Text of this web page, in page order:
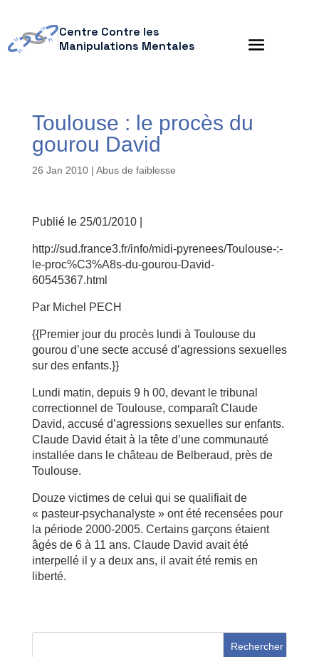
Centre Contre les
Manipulations Mentales
Toulouse : le procès du
gourou David
26 Jan 2010| Abus de faiblesse
Publié le 25/01/2010 |
http://sud.france3.fr/info/midi-pyrenees/Toulouse-:-
le-proc%C3%A8s-du-gourou-David-
60545367.html
Par Michel PECH
{{Premier jour du procès lundi à Toulouse du
gourou d’une secte accusé d’agressions sexuelles
sur des enfants.}}
Lundi matin, depuis 9 h 00, devant le tribunal
correctionnel de Toulouse, comparaît Claude
David, accusé d’agressions sexuelles sur enfants.
Claude David était à la tête d’une communauté
installée dans le château de Belberaud, près de
Toulouse.
Douze victimes de celui qui se qualifiait de
« pasteur-psychanalyste » ont été recensées pour
la période 2000-2005. Certains garçons étaient
âgés de 6 à 11 ans. Claude David avait été
interpellé il y a deux ans, il avait été remis en
liberté.